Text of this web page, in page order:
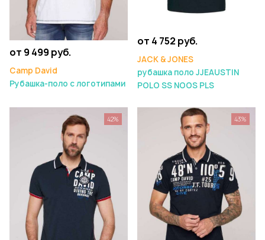
от 9 499 руб.
Camp David
Рубашка-поло с логотипами
от 4 752 руб.
JACK & JONES
рубашка поло JJEAUSTIN
POLO SS NOOS PLS
42% 43%